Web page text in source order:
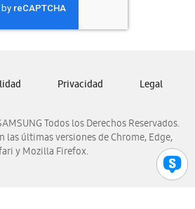
Nicaragua
Panamá
Venezuela
Todos los Derechos Reservados.
las últimas versiones de Chrome, Edge,
y Mozilla Firefox.
Privacidad Legal